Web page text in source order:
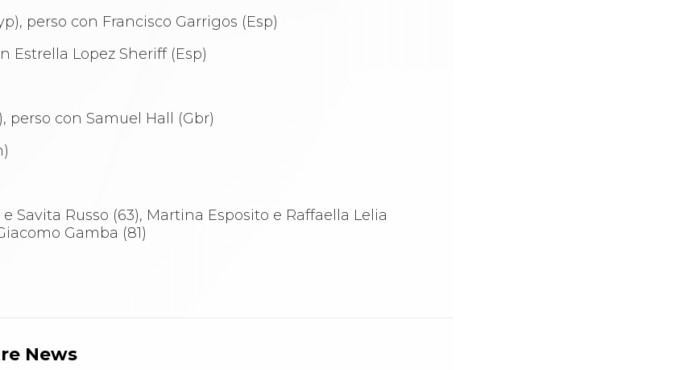
perso con Francisco Garrigos (Esp)
Estrella Lopez Sheriff (Esp)
perso con Samuel Hall (Gbr)
Savita Russo (63), Martina Esposito e Raffaella Lelia
Gamba (81)
News